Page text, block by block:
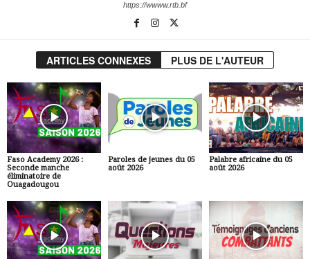
https://wwww.rtb.bf
ARTICLES CONNEXES PLUS DE L'AUTEUR
Faso Academy 2026 :
Seconde manche
éliminatoire de
Ouagadougou
Paroles de jeunes du 05
août 2026
Palabre africaine du 05
août 2026